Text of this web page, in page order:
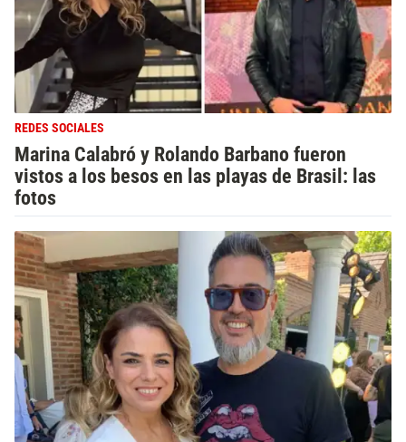
REDES SOCIALES
Marina Calabró y Rolando Barbano fueron
vistos a los besos en las playas de Brasil: las
fotos